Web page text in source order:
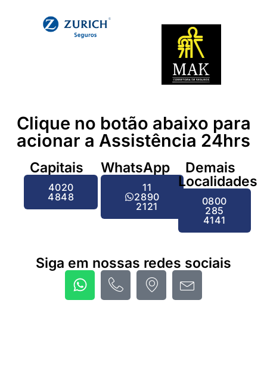
Clique no botão abaixo para
acionar a Assistência 24hrs
Capitais
4020
4848
WhatsApp
11
2890
2121
Demais
Localidades
0800
285
4141
Siga em nossas redes sociais